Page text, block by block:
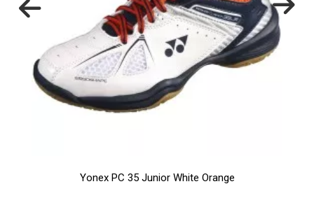
Yonex PC 35 Junior White Orange